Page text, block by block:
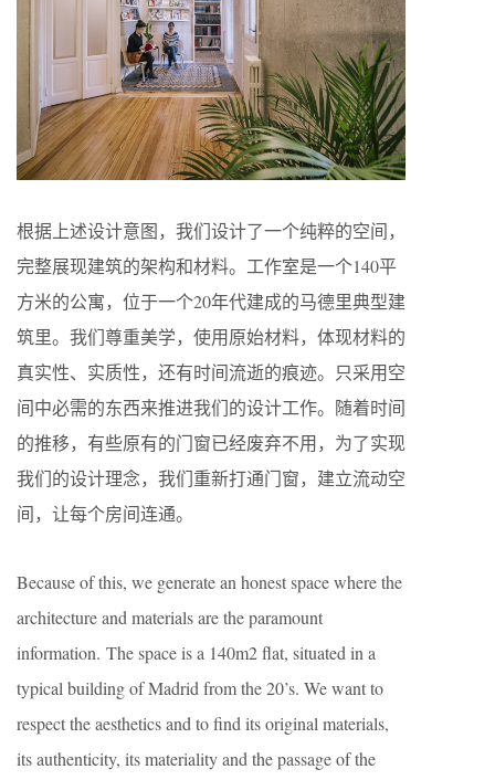
根据上述设计意图，我们设计了一个纯粹的空间，
完整展现建筑的架构和材料。工作室是一个140平
方米的公寓，位于一个20年代建成的马德里典型建
筑里。我们尊重美学，使用原始材料，体现材料的
真实性、实质性，还有时间流逝的痕迹。只采用空
间中必需的东西来推进我们的设计工作。随着时间
的推移，有些原有的门窗已经废弃不用，为了实现
我们的设计理念，我们重新打通门窗，建立流动空
间，让每个房间连通。
Because of this, we generate an honest space where the
architecture and materials are the paramount
information. The space is a 140m2 flat, situated in a
typical building of Madrid from the 20’s. We want to
respect the aesthetics and to find its original materials,
its authenticity, its materiality and the passage of the